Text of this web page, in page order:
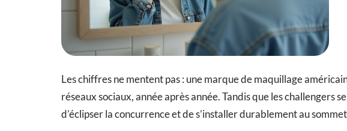
Les chiffres ne mentent pas : une marque de maquillage
réseaux sociaux, année après année. Tandis que les challengers
d’éclipser la concurrence et de s’installer durablement au